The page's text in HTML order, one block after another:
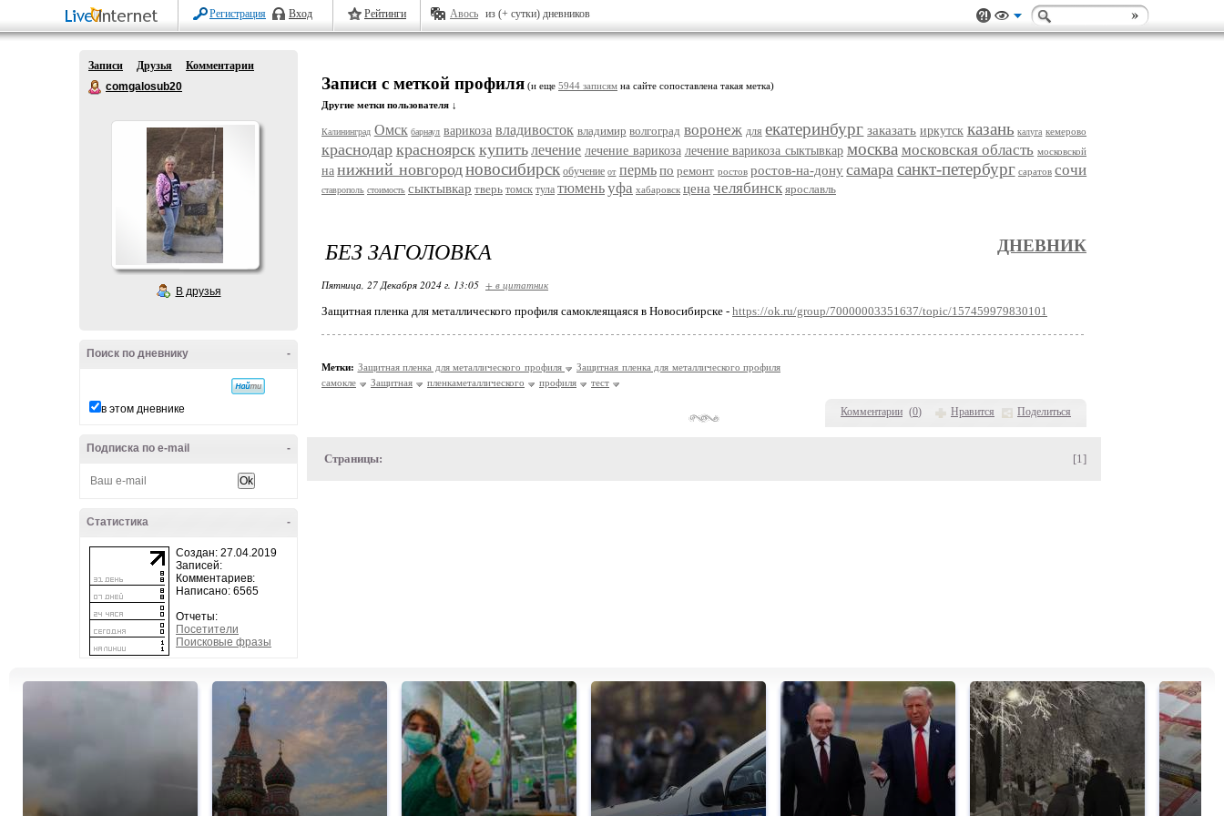
Регистрация Вход Рейтинги Авось из (+ сутки) дневников
Записи Друзья
Комментарии
comgalosub20
В друзья
-
Поиск по дневнику
в этом дневнике
-
Подписка по e-mail
-
Статистика
Создан: 27.04.2019
Записей:
Комментариев:
Написано: 6565
Отчеты:
Посетители
Поисковые фразы
Записи с меткой профиля (и еще 5944 записям на сайте сопоставлена такая метка)
Другие метки пользователя ↓
Калининград Омск барнаул варикоза владивосток владимир волгоград воронеж для екатеринбург заказать иркутск казань калуга кемерово
краснодар красноярск купить лечение лечение варикоза лечение варикоза сыктывкар москва московская область московской
на нижний новгородновосибирск обучение от пермь по ремонт ростов ростов-на-дону самара санкт-петербург саратов сочи
ставрополь стоимость сыктывкар тверь томск тула тюменьуфа хабаровск цена челябинск ярославль
Комментарии (0) Нравится Поделиться
БЕЗ ЗАГОЛОВКА ДНЕВНИК
Пятница, 27 Декабря 2024 г. 13:05 + в цитатник
Защитная пленка для металлического профиля самоклеящаяся в Новосибирске - https://ok.ru/group/70000003351637/topic/157459979830101
Метки: Защитная пленка для металлического профиля
Защитная пленка для металлического профиля
самокле
Защитная пленкаметаллического профиля тест
Страницы: [1]